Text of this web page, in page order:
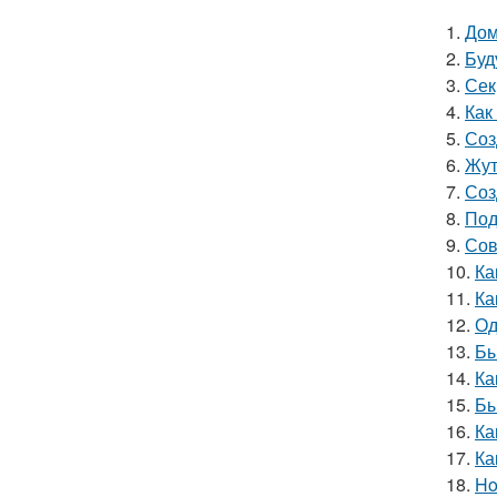
1.
2.
3.
4.
5.
6.
7.
8.
9.
10.
11.
12.
13.
14.
15.
16.
17.
18.